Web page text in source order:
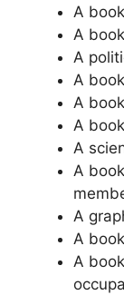
A
A
A
A
A
A
A
A
A
A
A